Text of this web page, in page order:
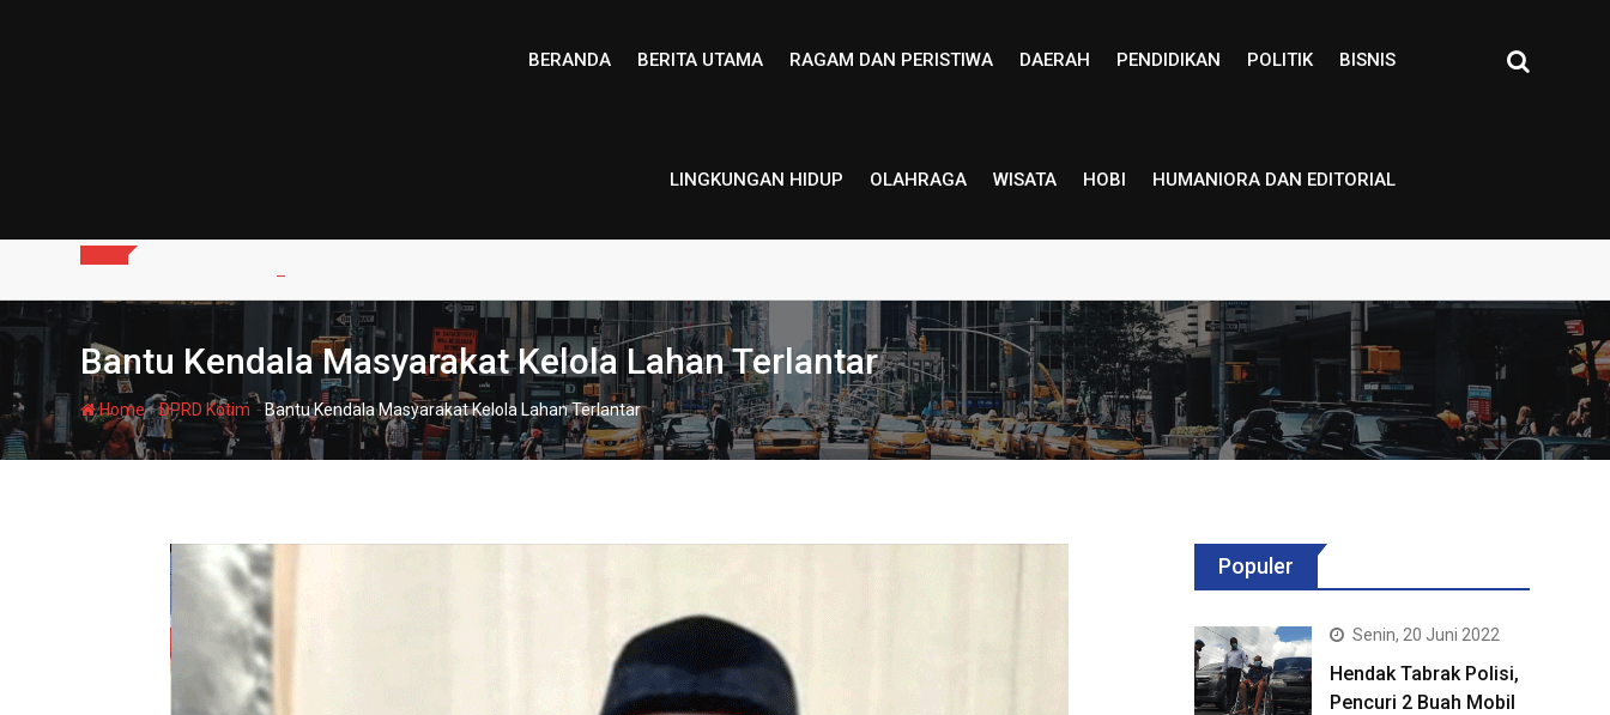
BERANDA BERITA UTAMA RAGAM DAN PERISTIWA DAERAH PENDIDIKAN POLITIK BISNIS
LINGKUNGAN HIDUP OLAHRAGA WISATA HOBI HUMANIORA DAN EDITORIAL
Bantu Kendala Masyarakat Kelola Lahan Terlantar
Home-DPRD Kotim -Bantu Kendala Masyarakat Kelola Lahan Terlantar
Populer
Senin, 20 Juni 2022
Hendak Tabrak Polisi,
Pencuri 2 Buah Mobil